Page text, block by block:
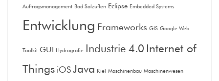
Auftragsmanagement Bad Salzuflen Eclipse Embedded Systems
Entwicklung Frameworks GIS Google Web
Toolkit GUI Hydrografie Industrie 4.0 Internet of
Things iOSJava Kiel Maschinenbau Maschinenwesen